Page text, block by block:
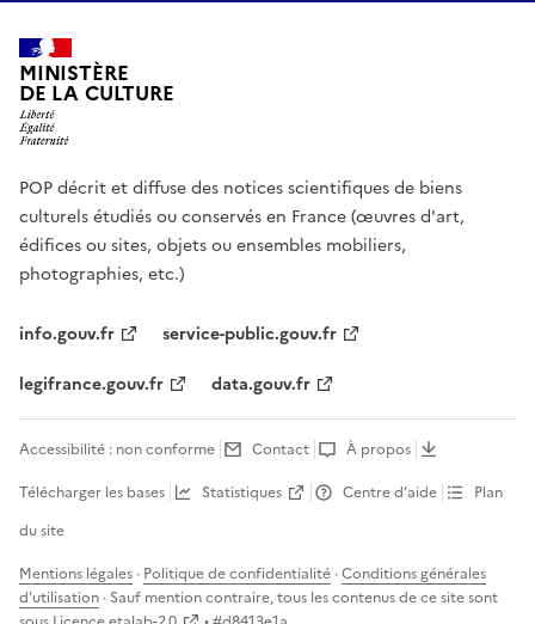
MINISTÈRE
DE LA CULTURE
POP décrit et diffuse des notices scientifiques de biens
culturels étudiés ou conservés en France (œuvres d'art,
édifices ou sites, objets ou ensembles mobiliers,
photographies, etc.)
info.gouv.fr
service-public.gouv.fr
legifrance.gouv.fr
data.gouv.fr
Accessibilité : non conforme Contact
À propos
Télécharger les bases
Statistiques Centre d’aide
Plan
du site
Mentions légales · Politique de confidentialité ·Conditions générales
d'utilisation · Sauf mention contraire, tous les contenus de ce site sont